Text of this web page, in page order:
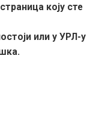
коју сте
или у УРЛ-у